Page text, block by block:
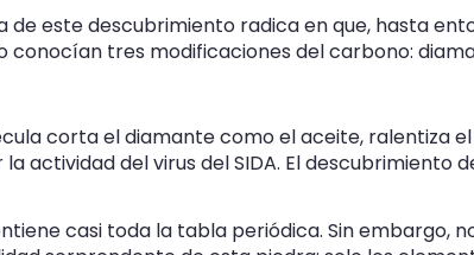
de este descubrimiento radica en que, hasta
conocían tres modificaciones del carbono:
corta el diamante como el aceite, ralentiza
actividad del virus del SIDA. El
casi toda la tabla periódica. Sin embargo,